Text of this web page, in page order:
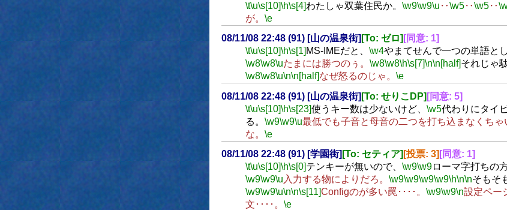
\t\u\s[10]\h\s[4]わたしゃ双葉住民か。 \w9\w9\u ‥\w5‥\w5‥
が。 \e
08/11/08 22:48 (91) [山の温泉街] [To: ゼロ] [同意: 1]
\t\u\s[10] \h\s[1] MS-IMEだと、 \w4やまてせんで一つの単語と
\w8\w8\uたまには勝つのぅ。 \w8\w8\h\s[7] \n\n[half] それじゃ
\w8\w8\u\n\n[half] なぜ怒るのじゃ。 \e
08/11/08 22:48 (91) [山の温泉街] [To: せりこDP] [同意: 5]
\t\u\s[10]\h\s[23]使うキー数は少ないけど、 \w5代わりにタイ
る。 \w9\w9\u最低でも子音と母音の二つを打ち込まなくちゃ
な。 \e
08/11/08 22:48 (91) [学園街] [To: セティア] [投票: 3] [同意: 1]
\t\u\s[10]\h\s[0]テンキーが無いので、 \w9\w9ローマ字打ちの
\w9\w9\u 入力する物によりだろ。 \w9\w9\w9\w9\h\n\nそもそ
\w9\w9\u\n\n\s[11]Configのが多い罠････。 \w9\w9\n設定ペー
文････。 \e